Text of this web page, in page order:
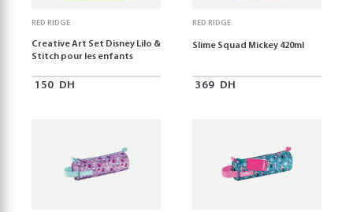
RED RIDGE
Creative Art Set Disney Lilo &
Stitch pour les enfants
150 DH
RED RIDGE
Slime Squad Mickey 420ml
369 DH